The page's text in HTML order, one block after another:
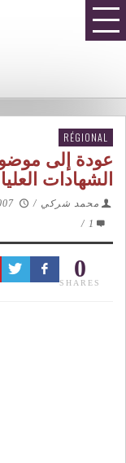
RÉGIONAL
عودة إلى
الشهادات العليا
محمد شركي /
1
/
0
SHARES